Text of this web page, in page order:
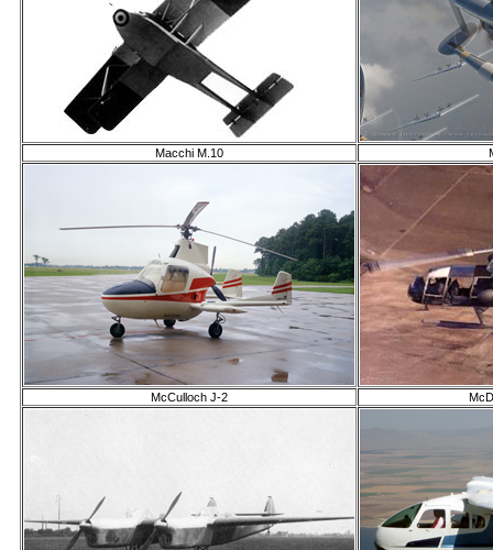
Macchi M.10
McCulloch J-2